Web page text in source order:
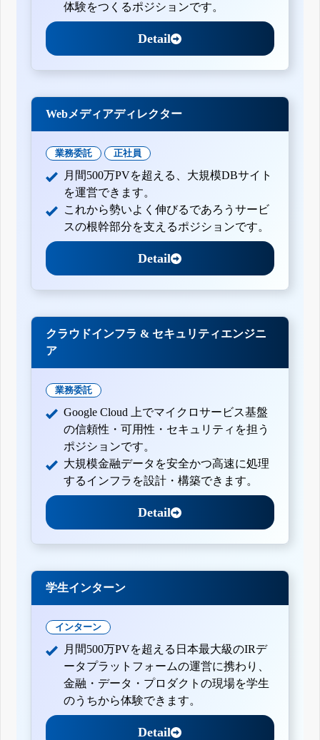
体験をつくるポジションです。
Detail
Webメディアディレクター
業務委託 正社員
月間500万PVを超える、大規模DBサイト
を運営できます。
これから勢いよく伸びるであろうサービ
スの根幹部分を支えるポジションです。
Detail
クラウドインフラ & セキュリティエンジニ
ア
業務委託
Google Cloud 上でマイクロサービス基盤
の信頼性・可用性・セキュリティを担う
ポジションです。
大規模金融データを安全かつ高速に処理
するインフラを設計・構築できます。
Detail
学生インターン
インターン
月間500万PVを超える日本最大級のIRデ
ータプラットフォームの運営に携わり、
金融・データ・プロダクトの現場を学生
のうちから体験できます。
Detail